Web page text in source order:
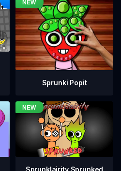
Sprunki Popit
Sprunklairity Sprunked